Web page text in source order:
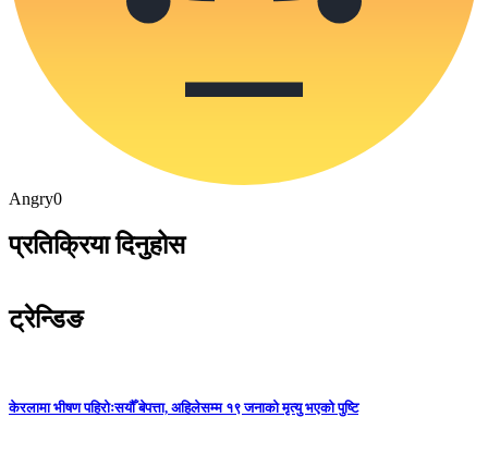
Angry0
प्रतिक्रिया दिनुहोस
ट्रेन्डिङ
केरलामा भीषण पहिरोःसयौँ बेपत्ता, अहिलेसम्म १९ जनाको मृत्यु भएको पुष्टि